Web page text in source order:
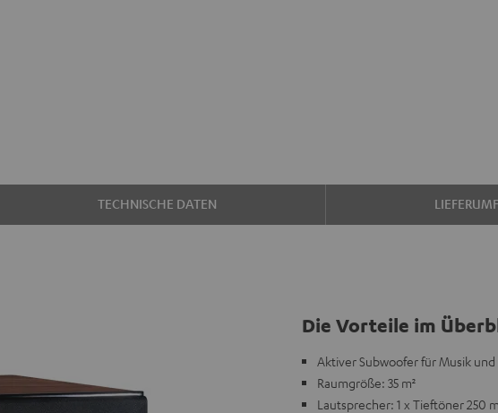
TECHNISCHE DATEN
Die Vorteile im
Aktiver Subwoofer für Musik
Raumgröße: 35 m²
Lautsprecher: 1 x Tieftöner 250